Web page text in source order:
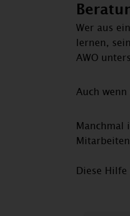
Wer aus
lernen,
AWO
Auch
Manchmal
Diese